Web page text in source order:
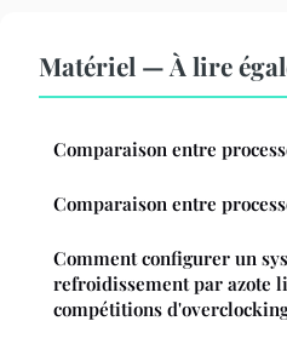
Matériel — À lire
Comparaison entre
Comparaison entre
Comment configurer un
refroidissement par azote
compétitions